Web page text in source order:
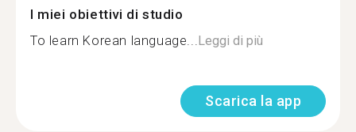
I miei obiettivi di studio
To learn Korean language...Leggi di più
Scarica la app